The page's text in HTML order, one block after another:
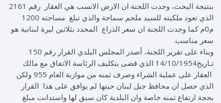
بنتيجة البحث، وجدت اللجنة ان الارض الانسب هي العقار رقم 2161
الذي تعود ملكيته للسيد ملحم سماحة والذي تبلغ مساحته 1200
م0م كما وجدت اللجنة ان سعر الذراع المحدد بثلاثين ليرة لبنانية هو
سعر مناسب.
وبناء على تقرير اللجنة، أصدر المجلس البلدي القرار رقم 150
تـاريخ14/10/1954 الذي قضى بتكليف الرئاسة الاتفاق مع مالك
العقار على عملية الشراء وصرف ثمنه من موازنة العام 955 ولكن
الذي حصل ان محافظ جبل لبنان حينها لم يوافق على هذا القرار
بحجة ارتفاع ثمنه خاصة وان البلدية كان سبق لها واستدانت مبلغ